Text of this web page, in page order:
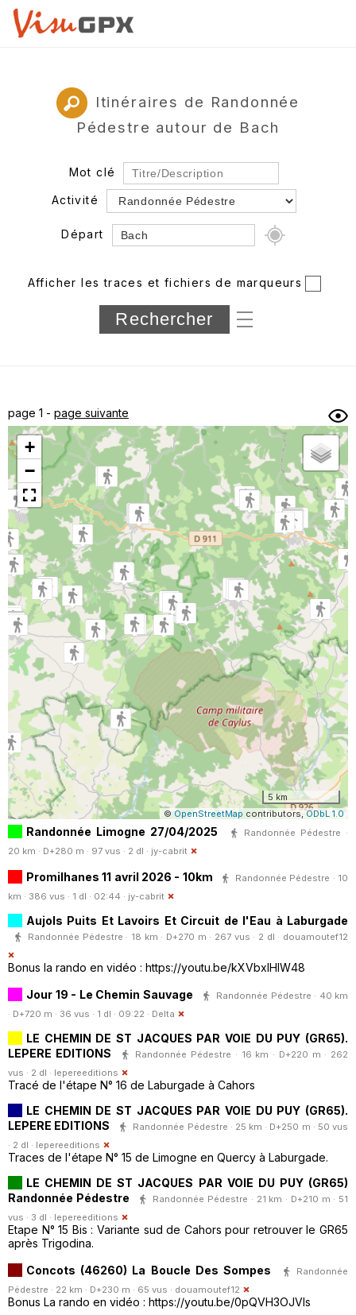
Itinéraires de Randonnée
Pédestre autour de Bach
Mot clé
Activité
Départ
Département
Longueur min/max
sous-dossiers
Trier par
Horodatage Photos
Afficher les traces et fichiers de marqueurs
page 1 - page suivante
+
−
5 km
© OpenStreetMap contributors,ODbL 1.0
Randonnée Limogne 27/04/2025
Randonnée Pédestre ·
20 km · D+280 m · 97 vus · 2 dl · jy-cabrit
Promilhanes 11 avril 2026 - 10km
Randonnée Pédestre · 10
km · 386 vus · 1 dl · 02:44 · jy-cabrit
Aujols Puits Et Lavoirs Et Circuit de l'Eau à Laburgade
Randonnée Pédestre · 18 km · D+270 m · 267 vus · 2 dl · douamoutef12
Bonus la rando en vidéo : https://youtu.be/kXVbxIHlW48
Jour 19 - Le Chemin Sauvage
Randonnée Pédestre · 40 km
· D+720 m · 36 vus · 1 dl · 09:22 · Delta
LE CHEMIN DE ST JACQUES PAR VOIE DU PUY (GR65).
LEPERE EDITIONS
Randonnée Pédestre · 16 km · D+220 m · 262
vus · 2 dl · lepereeditions
Tracé de l'étape N° 16 de Laburgade à Cahors
LE CHEMIN DE ST JACQUES PAR VOIE DU PUY (GR65).
LEPERE EDITIONS
Randonnée Pédestre · 25 km · D+250 m · 50 vus
· 2 dl · lepereeditions
Traces de l'étape N° 15 de Limogne en Quercy à Laburgade.
LE CHEMIN DE ST JACQUES PAR VOIE DU PUY (GR65)
Randonnée Pédestre
Randonnée Pédestre · 21 km · D+210 m · 51
vus · 3 dl · lepereeditions
Etape N° 15 Bis : Variante sud de Cahors pour retrouver le GR65
après Trigodina.
Concots (46260) La Boucle Des Sompes
Randonnée
Pédestre · 22 km · D+230 m · 65 vus · douamoutef12
Bonus La rando en vidéo : https://youtu.be/0pQVH3OJVIs